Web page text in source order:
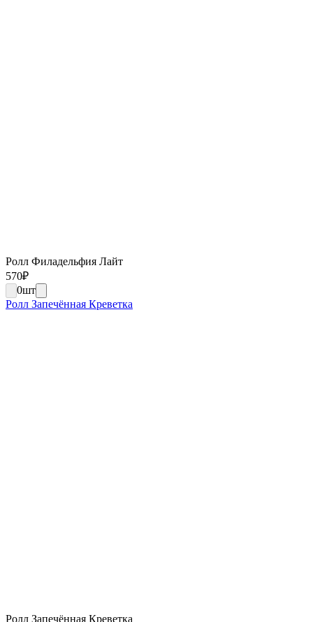
Ролл Филадельфия Лайт
570₽
0шт
Ролл Запечённая Креветка
Ролл Запечённая Креветка